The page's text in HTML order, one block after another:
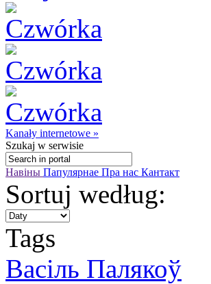
Kanały internetowe »
Szukaj w serwisie
Навіны Папулярнае Пра нас Кантакт
Sortuj według:
Tags
Васіль Палякоў